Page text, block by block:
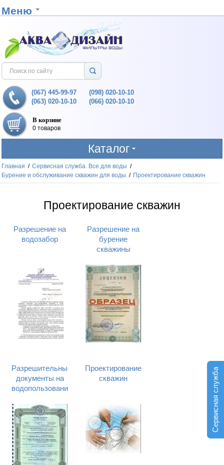
Сервисная служба
Меню
(067) 445-99-97
(063) 020-10-10
(098) 020-10-10
(066) 020-10-10
В корзине
0 товаров
Каталог
Главная / Сервисная служба. Все для воды /
Бурение и обслуживание скважин для воды / Проектирование скважин
Проектирование скважин
Разрешение на
водозабор
Разрешение на
бурение
скважины
Разрешительные
документы на
водопользование
Проектирование
скважин